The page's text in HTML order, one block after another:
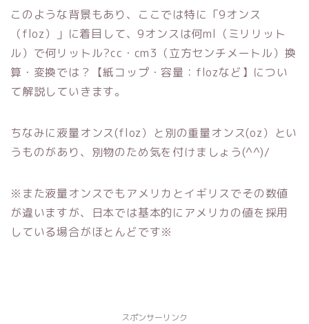
このような背景もあり、ここでは特に「9オンス
（floz）」に着目して、9オンスは何ml（ミリリット
ル）で何リットル?cc・cm3（立方センチメートル）換
算・変換では？【紙コップ・容量：flozなど】につい
て解説していきます。
ちなみに液量オンス(floz）と別の重量オンス(oz）とい
うものがあり、別物のため気を付けましょう(^^)/
※また液量オンスでもアメリカとイギリスでその数値
が違いますが、日本では基本的にアメリカの値を採用
している場合がほとんどです※
スポンサーリンク